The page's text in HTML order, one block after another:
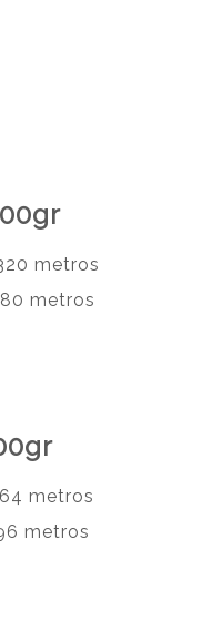
metros
metros
metros
metros